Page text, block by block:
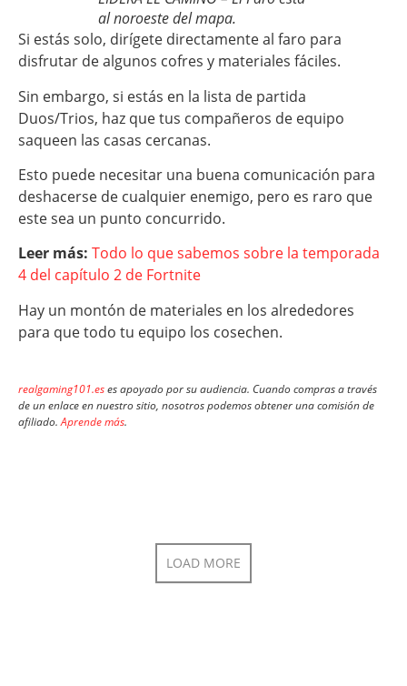
al noroeste del mapa.
Si estás solo, dirígete directamente al faro para
disfrutar de algunos cofres y materiales fáciles.
Sin embargo, si estás en la lista de partida
Duos/Trios, haz que tus compañeros de equipo
saqueen las casas cercanas.
Esto puede necesitar una buena comunicación para
deshacerse de cualquier enemigo, pero es raro que
este sea un punto concurrido.
Leer más: Todo lo que sabemos sobre la temporada
4 del capítulo 2 de Fortnite
Hay un montón de materiales en los alrededores
para que todo tu equipo los cosechen.
realgaming101.eses apoyado por su audiencia. Cuando compras a través
de un enlace en nuestro sitio, nosotros podemos obtener una comisión de
afiliado.Aprende más.
LOAD MORE